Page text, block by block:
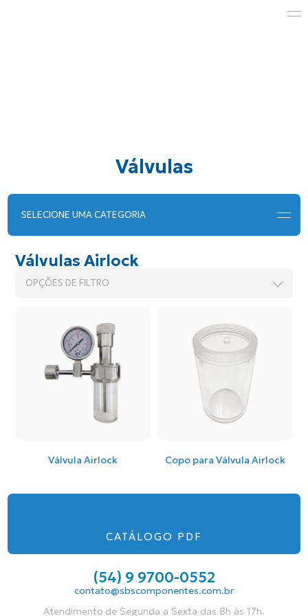
Válvulas
SELECIONE UMA CATEGORIA
OPÇÕES DE FILTRO
Válvulas Airlock
Válvula Airlock Copo para Válvula Airlock
CATÁLOGO PDF
(54) 9 9700-0552
contato@sbscomponentes.com.br
Atendimento de Segunda a Sexta das 8h às 17h.